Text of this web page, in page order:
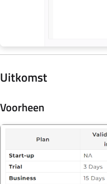
Uitkomst
Voorheen